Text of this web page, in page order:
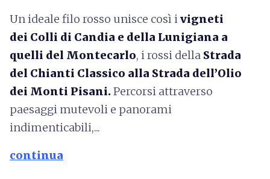
Un ideale filo rosso unisce così ivigneti
dei Colli di Candia e della Lunigiana a
quelli del Montecarlo, i rossi della Strada
del Chianti Classico alla Strada dell’Olio
dei Monti Pisani.Percorsi attraverso
paesaggi mutevoli e panorami
indimenticabili,...
continua